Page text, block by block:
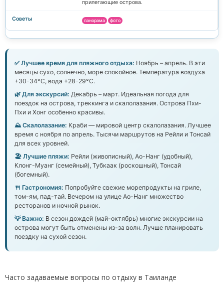
прилегающие острова.
панорама фото
✅ Лучшее время для пляжного отдыха: Ноябрь – апрель. В эти
месяцы сухо, солнечно, море спокойное. Температура воздуха
+30-34°C, вода +28-29°C.
🌿 Для экскурсий: Декабрь – март. Идеальная погода для
поездок на острова, треккинга и скалолазания. Острова Пхи-
Пхи и Хонг особенно красивы.
⛰️ Скалолазание: Краби — мировой центр скалолазания. Лучшее
время с ноября по апрель. Тысячи маршрутов на Рейли и Тонсай
для всех уровней.
🏖️ Лучшие пляжи: Рейли (живописный), Ао-Нанг (удобный),
Клонг-Муанг (семейный), Тубкаак (роскошный), Тонсай
(богемный).
🍴 Гастрономия: Попробуйте свежие морепродукты на гриле,
том-ям, пад-тай. Вечером на улице Ао-Нанг множество
ресторанов и ночной рынок.
💡 Важно: В сезон дождей (май-октябрь) многие экскурсии на
острова могут быть отменены из-за волн. Лучше планировать
поездку на сухой сезон.
Часто задаваемые вопросы по отдыху в Таиланде